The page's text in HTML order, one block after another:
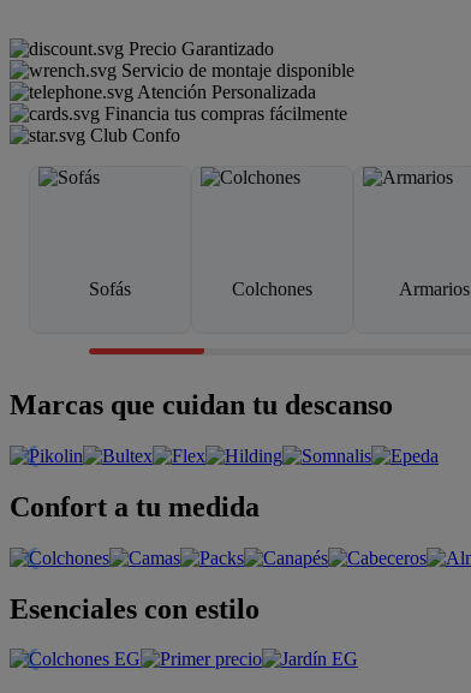
Precio Garantizado
Servicio de montaje disponible
Atención Personalizada
Financia tus compras fácilmente
Club Confo
Sofás Colchones Armarios
Marcas que cuidan tu descanso
Confort a tu medida
Esenciales con estilo